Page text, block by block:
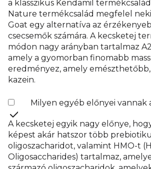
a klasszikus Kendamil
Nature termékcsalád megfelel
Goat egy alternatíva az
csecsemők számára. A kecsketej
módon nagy arányban tartalmaz
amely a gyomorban finomabb
eredményez, amely emészthetőbb,
kazein.
Milyen egyéb előnyei vannak
A kecsketej egyik nagy előnye,
képest akár hatszor több
oligoszacharidot, valamint HMO-t
Oligosaccharides) tartalmaz,